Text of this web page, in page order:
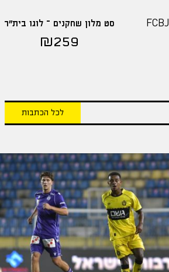
סט מלון שחקנים – לוגו בית"ר
₪259
לכל הכתבות